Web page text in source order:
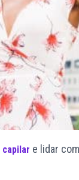
e lidar